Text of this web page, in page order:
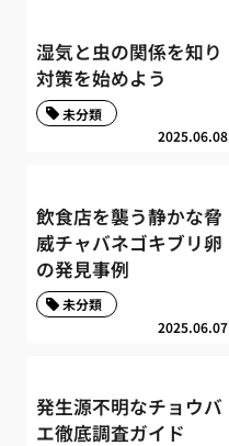
湿気と虫の関係を知り
対策を始めよう
2025.06.08
未分類
飲食店を襲う静かな脅
威チャバネゴキブリ卵
の発見事例
2025.06.07
未分類
発生源不明なチョウバ
エ徹底調査ガイド